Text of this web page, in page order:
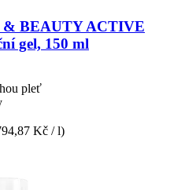
& BEAUTYACTIVE
gel, 150 ml
pleť
Kč / l)